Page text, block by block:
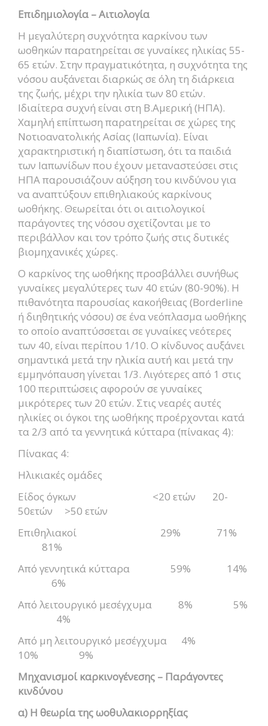
Επιδημιολογία – Αιτιολογία
Η μεγαλύτερη συχνότητα καρκίνου των
ωοθηκών παρατηρείται σε γυναίκες ηλικίας 55-
65 ετών. Στην πραγματικότητα, η συχνότητα της
νόσου αυξάνεται διαρκώς σε όλη τη διάρκεια
της ζωής, μέχρι την ηλικία των 80 ετών.
Ιδιαίτερα συχνή είναι στη Β.Αμερική (ΗΠΑ).
Χαμηλή επίπτωση παρατηρείται σε χώρες της
Νοτιοανατολικής Ασίας (Ιαπωνία). Είναι
χαρακτηριστική η διαπίστωση, ότι τα παιδιά
των Ιαπωνίδων που έχουν μεταναστεύσει στις
ΗΠΑ παρουσιάζουν αύξηση του κινδύνου για
να αναπτύξουν επιθηλιακούς καρκίνους
ωοθήκης. Θεωρείται ότι οι αιτιολογικοί
παράγοντες της νόσου σχετίζονται με το
περιβάλλον και τον τρόπο ζωής στις δυτικές
βιομηχανικές χώρες.
Ο καρκίνος της ωοθήκης προσβάλλει συνήθως
γυναίκες μεγαλύτερες των 40 ετών (80-90%). Η
πιθανότητα παρουσίας κακοήθειας (Borderline
ή διηθητικής νόσου) σε ένα νεόπλασμα ωοθήκης
το οποίο αναπτύσσεται σε γυναίκες νεότερες
των 40, είναι περίπου 1/10. Ο κίνδυνος αυξάνει
σημαντικά μετά την ηλικία αυτή και μετά την
εμμηνόπαυση γίνεται 1/3. Λιγότερες από 1 στις
100 περιπτώσεις αφορούν σε γυναίκες
μικρότερες των 20 ετών. Στις νεαρές αυτές
ηλικίες οι όγκοι της ωοθήκης προέρχονται κατά
τα 2/3 από τα γεννητικά κύτταρα (πίνακας 4):
Πίνακας 4:
Ηλικιακές ομάδες
Είδος όγκων <20 ετών 20-
50ετών >50 ετών
Επιθηλιακοί 29% 71%
81%
Από γεννητικά κύτταρα 59% 14%
6%
Από λειτουργικό μεσέγχυμα 8% 5%
4%
Από μη λειτουργικό μεσέγχυμα 4%
10% 9%
Μηχανισμοί καρκινογένεσης – Παράγοντες
κινδύνου
α) Η θεωρία της ωοθυλακιορρηξίας